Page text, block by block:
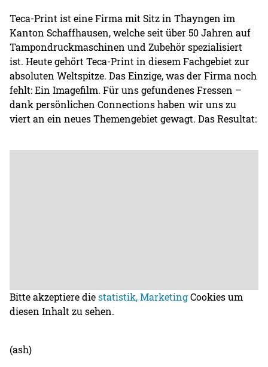
Teca-Print ist eine Firma mit Sitz in Thayngen im
Kanton Schaffhausen, welche seit über 50 Jahren auf
Tampondruckmaschinen und Zubehör spezialisiert
ist. Heute gehört Teca-Print in diesem Fachgebiet zur
absoluten Weltspitze. Das Einzige, was der Firma noch
fehlt: Ein Imagefilm. Für uns gefundenes Fressen –
dank persönlichen Connections haben wir uns zu
viert an ein neues Themengebiet gewagt. Das Resultat:
Bitte akzeptiere diestatistik, MarketingCookies um
diesen Inhalt zu sehen.
(ash)